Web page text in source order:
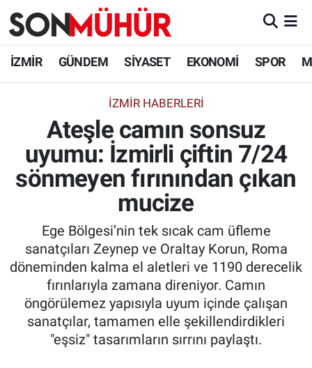
İZMİR GÜNDEM SİYASET EKONOMİ SPOR
İZMIR HABERLERI
Ateşle camın sonsuz
uyumu: İzmirli çiftin 7/24
sönmeyen fırınından çıkan
mucize
Ege Bölgesi’nin tek sıcak cam üfleme
sanatçıları Zeynep ve Oraltay Korun, Roma
döneminden kalma el aletleri ve 1190 derecelik
fırınlarıyla zamana direniyor. Camın
öngörülemez yapısıyla uyum içinde çalışan
sanatçılar, tamamen elle şekillendirdikleri
"eşsiz" tasarımların sırrını paylaştı.
İzmir Nöbetçi Eczaneler
İzmir Namaz Vakitleri
İzmir Trafik Yoğunluk Haritası
Süper Lig Puan Durumu ve Fikstür
Tüm Manşetler
Son Dakika Haberleri
Haber Arşivi